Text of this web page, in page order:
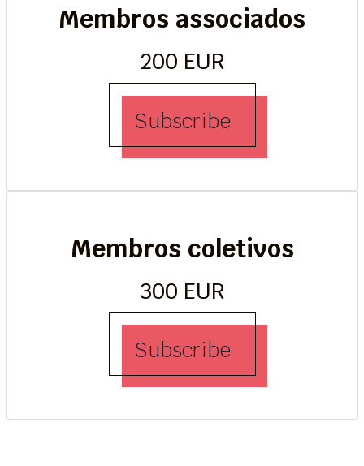
Membros associados
200 EUR
Subscribe
Membros coletivos
300 EUR
Subscribe